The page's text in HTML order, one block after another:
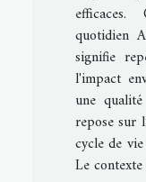
quotidien
signifie
l'impact
une
repose sur
cycle de
Le contexte